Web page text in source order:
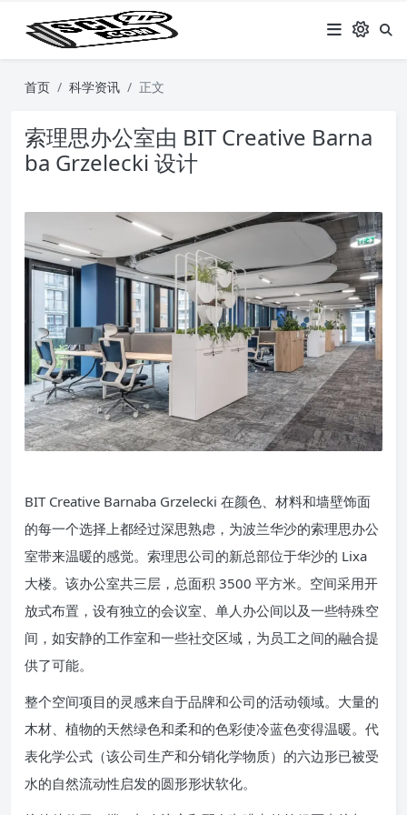
首页 科学资讯 正文
索理思办公室由 BIT Creative Barna
ba Grzelecki 设计
BIT Creative Barnaba Grzelecki 在颜色、材料和墙壁饰面
的每一个选择上都经过深思熟虑，为波兰华沙的索理思办公
室带来温暖的感觉。索理思公司的新总部位于华沙的 Lixa
大楼。该办公室共三层，总面积 3500 平方米。空间采用开
放式布置，设有独立的会议室、单人办公间以及一些特殊空
间，如安静的工作室和一些社交区域，为员工之间的融合提
供了可能。
整个空间项目的灵感来自于品牌和公司的活动领域。大量的
木材、植物的天然绿色和柔和的色彩使冷蓝色变得温暖。代
表化学公式（该公司生产和分销化学物质）的六边形已被受
水的自然流动性启发的圆形形状软化。